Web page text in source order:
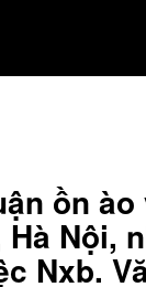
ồn
Nội,
Nxb.